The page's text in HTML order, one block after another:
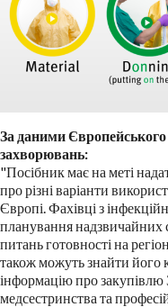
За даними
захворювань:
"Посібник має на меті
про різні варіанти
Європі. Фахівці з
планування надзвичайних
питань готовності на
також можуть знайти його
інформацію про
медсестринства та